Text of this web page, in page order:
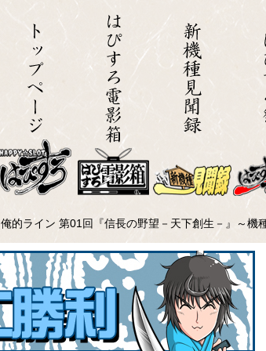
俺的ライン 第01回『信長の野望－天下創生－』～機